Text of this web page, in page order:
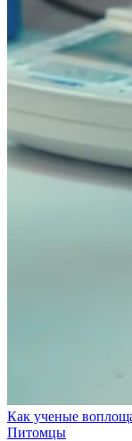
Как ученые
Питомцы